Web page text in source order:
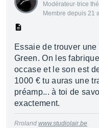
Modérateur·trice
Membre depuis 21
Essaie de trouver
Green. On les
occase et le son est
1000 € tu auras une
préamp... à toi de
exactement.
Rroland www.studiolair.be